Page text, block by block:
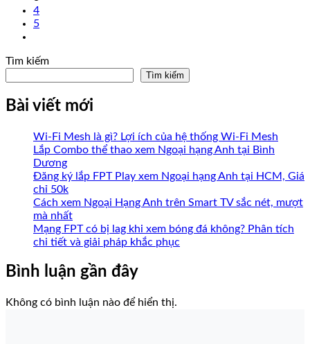
4
5
Tìm kiếm
Tìm kiếm
Bài viết mới
Wi-Fi Mesh là gì? Lợi ích của hệ thống Wi-Fi Mesh
Lắp Combo thể thao xem Ngoại hạng Anh tại Bình
Dương
Đăng ký lắp FPT Play xem Ngoại hạng Anh tại HCM, Giá
chỉ 50k
Cách xem Ngoại Hạng Anh trên Smart TV sắc nét, mượt
mà nhất
Mạng FPT có bị lag khi xem bóng đá không? Phân tích
chi tiết và giải pháp khắc phục
Bình luận gần đây
Không có bình luận nào để hiển thị.